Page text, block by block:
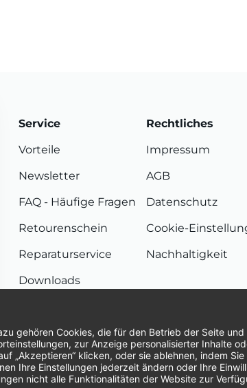
Service
Vorteile
Newsletter
FAQ - Häufige Fragen
Retourenschein
Reparaturservice
Downloads
Rechtliches
Impressum
AGB
Datenschutz
Cookie-
Nachhaltigkeit